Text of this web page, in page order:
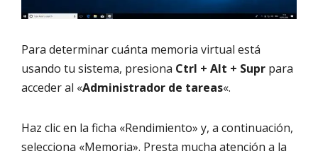
Para determinar cuánta memoria virtual está
usando tu sistema, presiona Ctrl + Alt + Supr para
acceder al «Administrador de tareas«.
Haz clic en la ficha «Rendimiento» y, a continuación,
selecciona «Memoria». Presta mucha atención a la